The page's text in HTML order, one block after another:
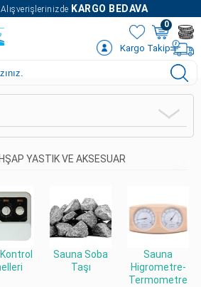
KARGO BEDAVA
0
Kargo Takip
YASTIK VE AKSESUAR
Sauna Soba
Taşı
Sauna
Higrometre-
Termometre